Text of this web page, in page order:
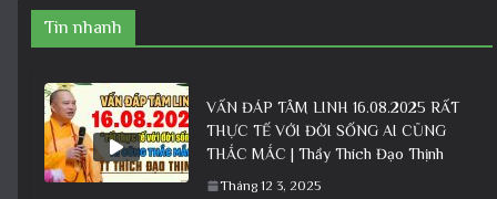
Tin nhanh
VẤN ĐÁP TÂM LINH 16.08.2025 RẤT
THỰC TẾ VỚI ĐỜI SỐNG AI CŨNG
THẮC MẮC | Thầy Thích Đạo Thịnh
Tháng 12 3, 2025